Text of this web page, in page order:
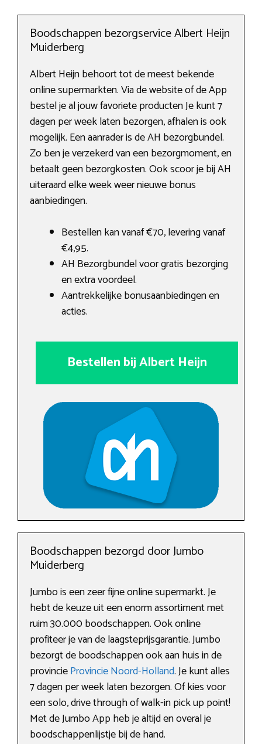
Boodschappen bezorgservice Albert Heijn
Muiderberg
Albert Heijn behoort tot de meest bekende
online supermarkten. Via de website of de App
bestel je al jouw favoriete producten Je kunt 7
dagen per week laten bezorgen, afhalen is ook
mogelijk. Een aanrader is de AH bezorgbundel.
Zo ben je verzekerd van een bezorgmoment, en
betaalt geen bezorgkosten. Ook scoor je bij AH
uiteraard elke week weer nieuwe bonus
aanbiedingen.
Bestellen kan vanaf €70, levering vanaf
€4,95.
AH Bezorgbundel voor gratis bezorging
en extra voordeel.
Aantrekkelijke bonusaanbiedingen en
acties.
Bestellen bij Albert Heijn
Boodschappen bezorgd door Jumbo
Muiderberg
Jumbo is een zeer fijne online supermarkt. Je
hebt de keuze uit een enorm assortiment met
ruim 30.000 boodschappen. Ook online
profiteer je van de laagsteprijsgarantie. Jumbo
bezorgt de boodschappen ook aan huis in de
provincieProvincie Noord-Holland. Je kunt alles
7 dagen per week laten bezorgen. Of kies voor
een solo, drive through of walk-in pick up point!
Met de Jumbo App heb je altijd en overal je
boodschappenlijstje bij de hand.